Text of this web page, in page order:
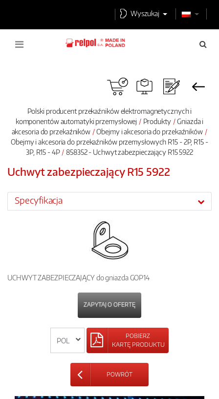
Wyszukaj
Polski producent przekaźników elektromagnetycznych i
komponentów automatyki przemysłowej
Produkty
Gniazda i
akcesoria do przekaźników
Obejmy i akcesoria do przekaźników
Obejmy i akcesoria do przekaźników przemysłowych R15 - 2P, R15 -
3P, R15 - 4P
858352 - Uchwyt zabezpieczający R15 5922
Uchwyt zabezpieczający R15 5922
Specyfikacja
UCHWYT ZABEZPIECZAJĄCY do gniazda GOP14
ZAPYTAJ O OFERTĘ
POBIERZ
KARTĘ PRODUKTU
POWRÓT